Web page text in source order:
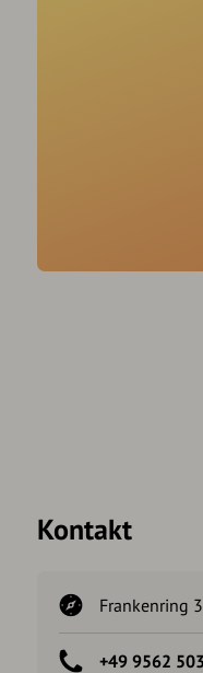
Kontakt
Frankenring
+49 9562